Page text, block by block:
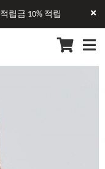
립금 10% 적립